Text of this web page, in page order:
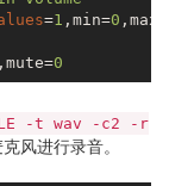
=1 ,min=0 ,max=
0
-t wav -c2 -r
风进行录音。